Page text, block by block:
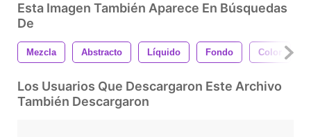
Esta Imagen También Aparece En Búsquedas
De
Mezcla Abstracto Líquido Fondo Color
Los Usuarios Que Descargaron Este Archivo
También Descargaron